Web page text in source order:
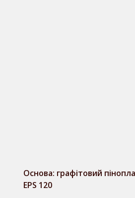
Основа: графітовий
EPS 120